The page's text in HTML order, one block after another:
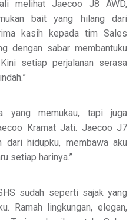
melihat Jaecoo J8 AWD,
bait yang hilang dari
kasih kepada tim Sales
dengan sabar membantuku
setiap perjalanan serasa
yang memukau, tapi juga
Kramat Jati. Jaecoo J7
dari hidupku, membawa aku
setiap harinya.”
sudah seperti sajak yang
Ramah lingkungan, elegan,